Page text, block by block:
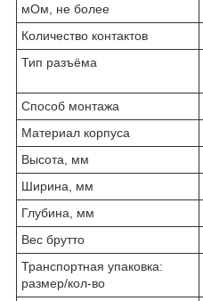
мОм, не более
Количество контактов
Тип разъёма
Способ монтажа
Материал корпуса
Высота, мм
Ширина, мм
Глубина, мм
Вес брутто
Транспортная упаковка:
размер/кол-во